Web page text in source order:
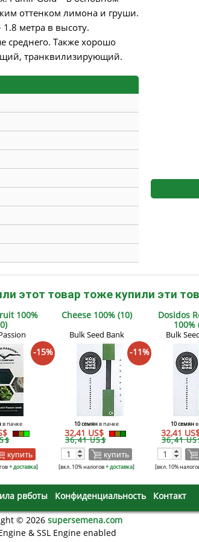
Mallorca Seeds
Medical Seeds Co.
Ministry of Cannabis
Seed Stockers
Söllner - Vadda's
оттенком лимона и груши.
метра в высоту.
среднего. Также хорошо
транквилизирующий.
этот товар тоже купили эти
100%
-15%
в пачке
купить
+ доставка]
Cheese 100% (10)
Bulk Seed Bank
-11%
10 семянв пачке
32,41 US$
36,41 US$
купить
[вкл. 10% налогов+ доставка]
Dosidos
100%
Bulk
10 семян
32,41
36,41
[вкл. 10%
рвботы Конфиденциальность Контакт
© 2026 supersemena.com
& SSL Engine enabled